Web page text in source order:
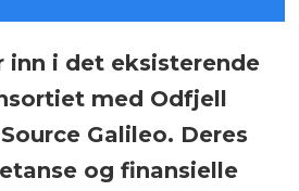
inn i det eksisterende
med Odfjell
Galileo. Deres
og finansielle